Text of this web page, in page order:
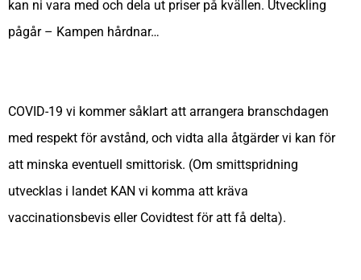
kan ni vara med och dela ut priser på kvällen. Utveckling
pågår – Kampen hårdnar…
COVID-19 vi kommer såklart att arrangera branschdagen
med respekt för avstånd, och vidta alla åtgärder vi kan för
att minska eventuell smittorisk. (Om smittspridning
utvecklas i landet KAN vi komma att kräva
vaccinationsbevis eller Covidtest för att få delta).